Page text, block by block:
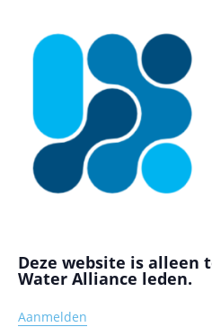
Deze website is alleen
Water Alliance leden.
Aanmelden